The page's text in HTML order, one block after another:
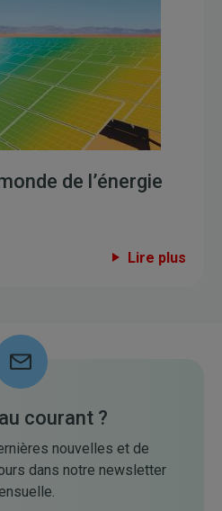
de l’énergie
Lire plus
courant ?
nouvelles et de
dans notre newsletter